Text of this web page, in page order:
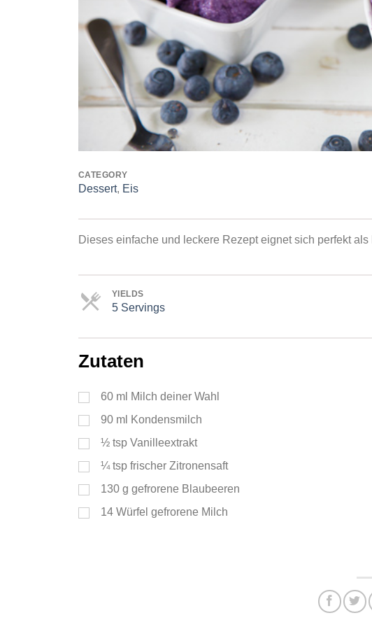
CATEGORY
Dessert, Eis
Dieses einfache und leckere Rezept eignet sich perfekt als
YIELDS
5 Servings
Zutaten
60 ml Milch deiner Wahl
90 ml Kondensmilch
½ tsp Vanilleextrakt
¼ tsp frischer Zitronensaft
130 g gefrorene Blaubeeren
14 Würfel gefrorene Milch